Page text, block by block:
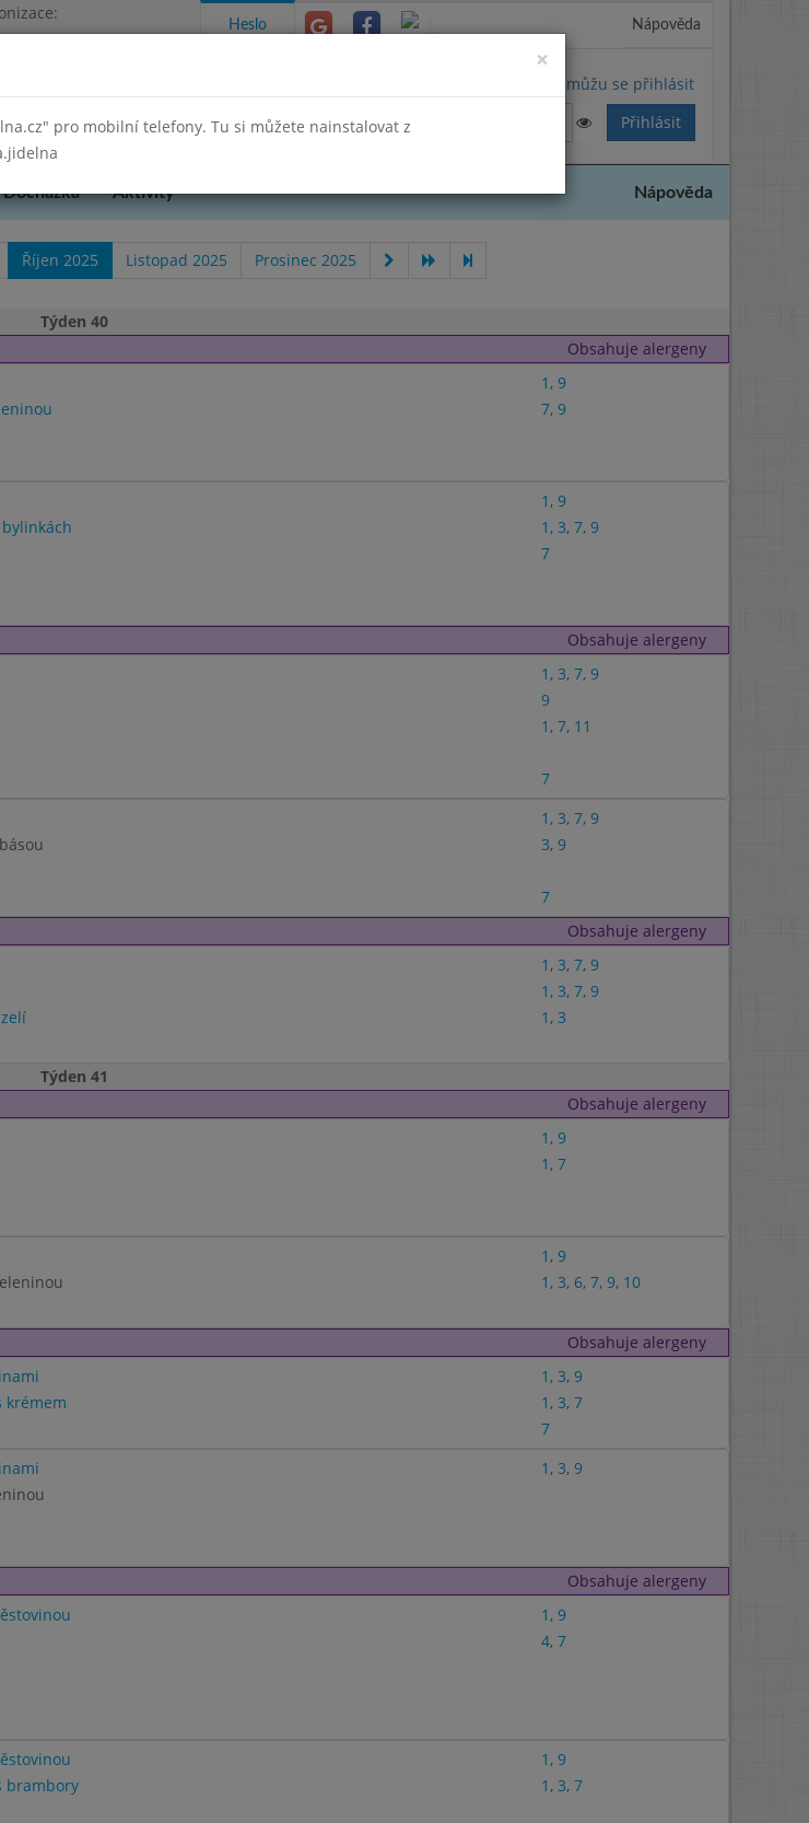
Heslo Nápověda
Nemůžu se přihlásit
Docházka Aktivity Nápověda
Říjen 2025 Listopad 2025 Prosinec 2025
Týden 40
Obsahuje alergeny
1 , 9
7, 9
1 , 9
1 , 3, 7, 9
7
Obsahuje alergeny
1 , 3, 7, 9
9
1 , 7, 11
7
1 , 3, 7, 9
3, 9
7
Obsahuje alergeny
1 , 3, 7, 9
1 , 3, 7, 9
1 , 3
Týden 41
Obsahuje alergeny
1 , 9
1 , 7
1 , 9
1 , 3, 6, 7, 9, 10
Obsahuje alergeny
1 , 3, 9
krémem 1 , 3, 7
7
1 , 3, 9
Obsahuje alergeny
1 , 9
4, 7
1 , 9
brambory 1 , 3, 7
×
pro mobilní telefony. Tu si můžete nainstalovat z